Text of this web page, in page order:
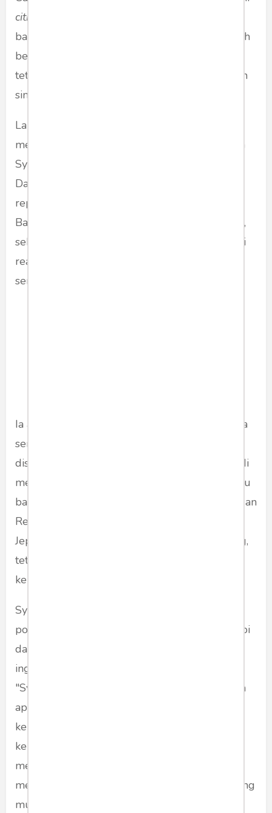
citra tanpa realitas asal yang jelas
bagian dari film Cannes, tapi tampil seolah-olah
begitu. Yang dikonsumsi publik bukan realitas,
tetapi citra yang telah dibentuk oleh media dan
simbol-simbol glamor.
Lalu pertanyaannya mengapa Syahrini masih
menarik? Jawabannya barangkali bukan karena
Syahrini, tetapi karena kita. Lho kok bisa kita?
Dalam dunia yang digerakkan oleh citra dan
representasi, Syahrini adalah simulakra
Baudrillardian yang paling sukses di Indonesia,
sebuah representasi yang telah tercerabut dari
realitas, tetapi justru menggantikan realitas itu
sendiri.
Ia adalah "karya seni" yang menciptakan dirinya
sendiri lewat bahasa unik, gaya centil yang
disengaja, ucapan-ucapan absurd yang menjadi
meme nasional ("maju mundur cantik", "sesuatu
banget"), hingga kisah cinta bak dongeng dengan
Reino Barack, pengusaha tampan berdarah
Jepang. Semua itu bukan lagi potret seseorang,
tetapi konstruksi budaya pop yang hidup di
kepala kita.
Syahrini adalah bukti bahwa dalam zaman ini,
popularitas tidak lagi diukur dari prestasi, tetapi
dari resonansi. Ia bergema karena masyarakat
ingin bergema bersamanya. Kita menyukai
"Syahrini" bukan karena siapa dia, tetapi karena
apa yang kita bayangkan dia wakili, antara lain
kemewahan, kemenangan, dan mungkin
keberuntungan. Ia adalah impian kelas
menengah dari artis asal Sukabumi yang
merangkak menjadi ratu sosialita; dari panggung
musik ke karpet merah Cannes.